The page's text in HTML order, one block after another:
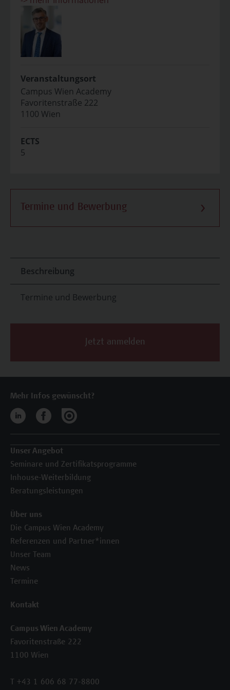
Veranstaltungsort
Campus Wien Academy
Favoritenstraße 222
1100 Wien
ECTS
5
Termine und Bewerbung
Beschreibung
Termine und Bewerbung
Jetzt anmelden
Mehr Infos gewünscht?
Unser Angebot
Seminare und Zertifikatsprogramme
Inhouse-Weiterbildung
Beratungsleistungen
Über uns
Die Campus Wien Academy
Referenzen und Partner*innen
Unser Team
News
Termine
Kontakt
Campus Wien Academy
Favoritenstraße 222
1100 Wien
T +43 1 606 68 77-8800